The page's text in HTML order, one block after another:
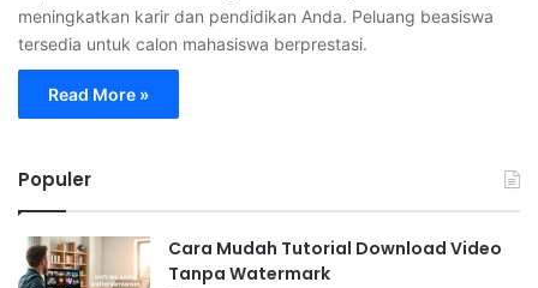
meningkatkan karir dan pendidikan Anda. Peluang beasiswa
tersedia untuk calon mahasiswa berprestasi.
Read More »
Populer
Cara Mudah Tutorial Download Video
Tanpa Watermark